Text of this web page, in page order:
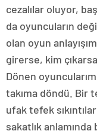
cezalılar oluyor,
da oyuncuların
olan oyun
girerse, kim
Dönen
takıma döndü. Bir
ufak tefek
sakatlık